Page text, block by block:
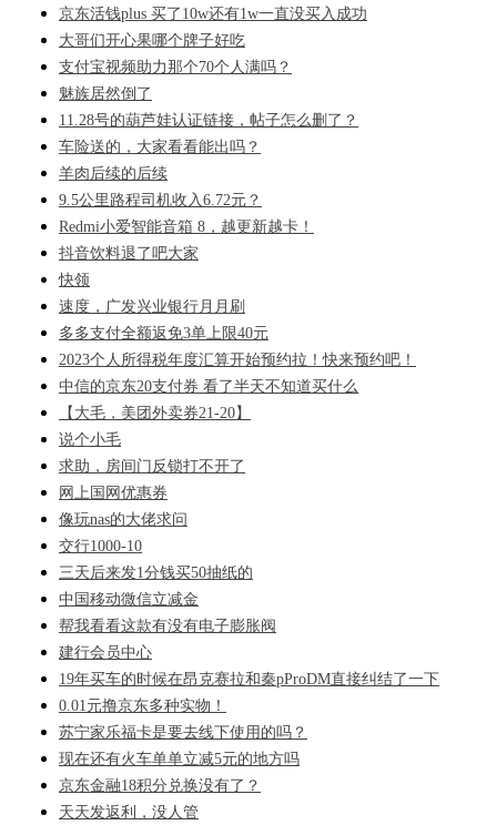
京东活钱plus 买了10w还有1w一直没买入成功
大哥们开心果哪个牌子好吃
支付宝视频助力那个70个人满吗？
魅族居然倒了
11.28号的葫芦娃认证链接，帖子怎么删了？
车险送的，大家看看能出吗？
羊肉后续的后续
9.5公里路程司机收入6.72元？
Redmi小爱智能音箱 8，越更新越卡！
抖音饮料退了吧大家
快领
速度，广发兴业银行月月刷
多多支付全额返免3单上限40元
2023个人所得税年度汇算开始预约拉！快来预约吧！
中信的京东20支付券 看了半天不知道买什么
【大毛，美团外卖券21-20】
说个小毛
求助，房间门反锁打不开了
网上国网优惠券
像玩nas的大佬求问
交行1000-10
三天后来发1分钱买50抽纸的
中国移动微信立减金
帮我看看这款有没有电子膨胀阀
建行会员中心
19年买车的时候在昂克赛拉和秦pProDM直接纠结了一下
0.01元撸京东多种实物！
苏宁家乐福卡是要去线下使用的吗？
现在还有火车单单立减5元的地方吗
京东金融18积分兑换没有了？
天天发返利，没人管